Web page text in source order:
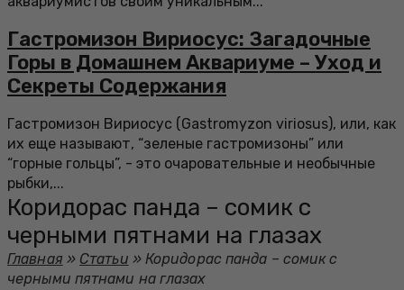
Гастромизон Вириосус: Загадочные
Горы в Домашнем Аквариуме – Уход и
Секреты Содержания
Гастромизон Вириосус (Gastromyzon viriosus), или, как
их еще называют, “зеленые гастромизоны” или
“горные гольцы”, - это очаровательные и необычные
рыбки,...
Коридорас панда – сомик с
черными пятнами на глазах
Главная » Статьи » Коридорас панда – сомик с
черными пятнами на глазах